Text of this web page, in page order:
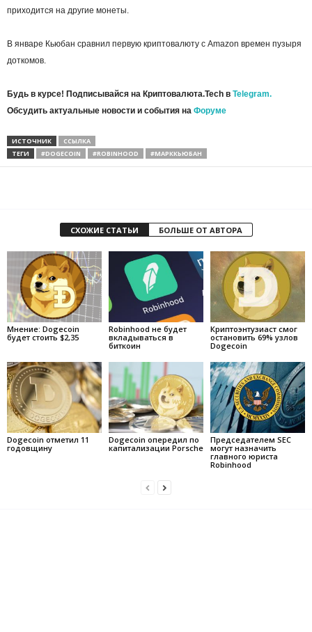
приходится на другие монеты.
В январе Кьюбан сравнил первую криптовалюту с Amazon времен пузыря
доткомов.
Будь в курсе! Подписывайся на Криптовалюта.Tech в Telegram.
Обсудить актуальные новости и события на Форуме
ИСТОЧНИК
ССЫЛКА
ТЕГИ
#DOGECOIN #ROBINHOOD #МАРККЬЮБАН
СХОЖИЕ СТАТЬИ БОЛЬШЕ ОТ АВТОРА
Мнение: Dogecoin
будет стоить $2,35
Robinhood не будет
вкладываться в
биткоин
Криптоэнтузиаст смог
остановить 69% узлов
Dogecoin
Dogecoin отметил 11
годовщину
Dogecoin опередил по
капитализации Porsche
Председателем SEC
могут назначить
главного юриста
Robinhood